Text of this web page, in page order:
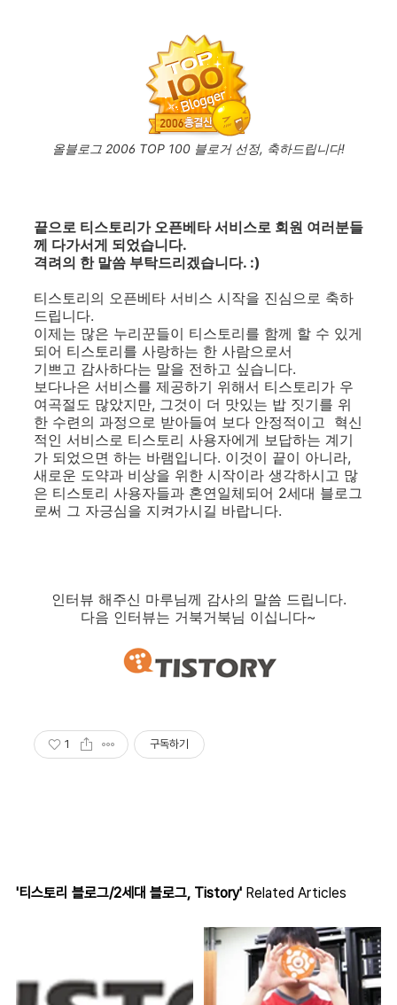
올블로그 2006 TOP 100 블로거 선정, 축하드립니다!
끝으로 티스토리가 오픈베타 서비스로 회원 여러분들
께 다가서게 되었습니다.
격려의 한 말씀 부탁드리겠습니다. :)
티스토리의 오픈베타 서비스 시작을 진심으로 축하
드립니다.
이제는 많은 누리꾼들이 티스토리를 함께 할 수 있게
되어 티스토리를 사랑하는 한 사람으로서
기쁘고 감사하다는 말을 전하고 싶습니다.
보다나은 서비스를 제공하기 위해서 티스토리가 우
여곡절도 많았지만, 그것이 더 맛있는 밥 짓기를 위
한 수련의 과정으로 받아들여 보다 안정적이고 혁신
적인 서비스로 티스토리 사용자에게 보답하는 계기
가 되었으면 하는 바램입니다. 이것이 끝이 아니라,
새로운 도약과 비상을 위한 시작이라 생각하시고 많
은 티스토리 사용자들과 혼연일체되어 2세대 블로그
로써 그 자긍심을 지켜가시길 바랍니다.
인터뷰 해주신 마루님께 감사의 말씀 드립니다.
다음 인터뷰는 거북거북님 이십니다~
1 구독하기
'티스토리 블로그/2세대 블로그, Tistory' Related Articles